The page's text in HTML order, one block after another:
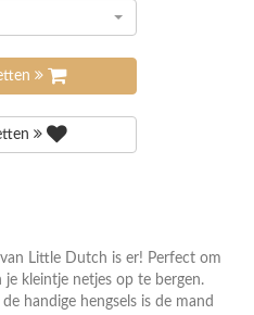
Little Dutch is er! Perfect om
je kleintje netjes op te bergen.
handige hengsels is de mand